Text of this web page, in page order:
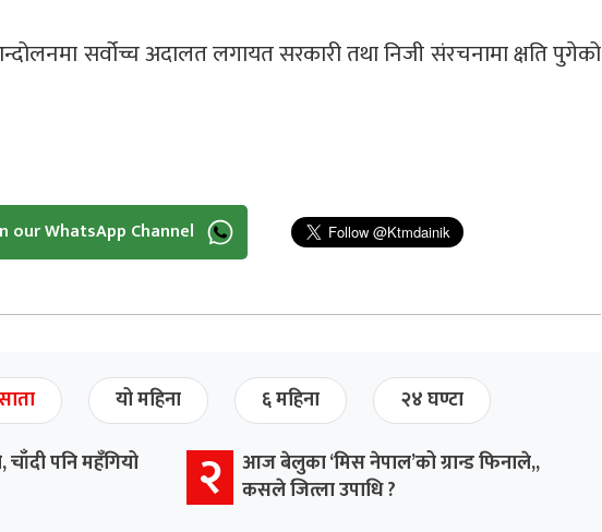
सर्वोच्च अदालत लगायत सरकारी तथा निजी संरचनामा क्षति पुगेको
our WhatsApp Channel
यो महिना ६ महिना २४ घण्टा
पनि महँगियो २
आज बेलुका ‘मिस नेपाल’को ग्रान्ड फिनाले,,
कसले जित्ला उपाधि ?